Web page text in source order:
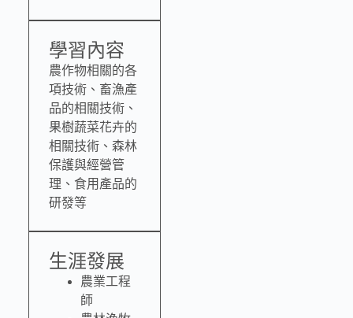
學習內容
農作物相關的各
項技術、畜漁產
品的相關技術、
果樹蔬菜花卉的
相關技術、森林
保護與經營管
理、食用產品的
研發等
生涯發展
農業工程
師